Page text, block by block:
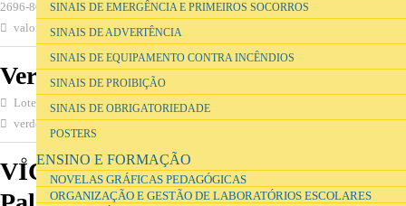
SINAIS DE EMERGÊNCIA E PRIMEIROS SOCORROS
SINAIS DE ADVERTÊNCIA
SINAIS DE EQUIPAMENTO CONTRA INCÊNDIOS
SINAIS DE PROIBIÇÃO
SINAIS DE OBRIGATORIEDADE
POSTERS
ENSINO E FORMAÇÃO
NOVELAS GRÁFICAS PEDAGÓGICAS
ORGANIZAÇÃO E GESTÃO DE LABORATÓRIOS ESCOLARES
2696-801, Lisboa
valorsul@valorsul.pt
219535900
VerdeResposta
Loteamento Industrial do Rogel, Lote 4 A, Alcantarilha 8365-307, Silves
verderesposta@gmail.com
282312300
VICARPAL-Comercialização de